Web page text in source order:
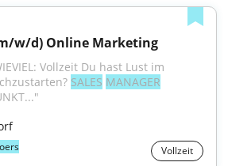
w/d) Online Marketing
Vollzeit Du hast Lust im
SALES MANAGER
Vollzeit